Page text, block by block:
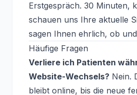
Erstgespräch. 30 Minuten,
schauen uns Ihre aktuelle
sagen Ihnen ehrlich, ob
Häufige Fragen
Verliere ich Patienten
Website-Wechsels? Nein.
bleibt online, bis die neue